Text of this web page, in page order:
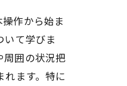
作から始ま
て学びま
周囲の状況把
ます。特に